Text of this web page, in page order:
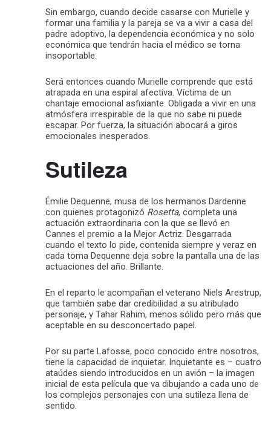
Sin embargo, cuando decide casarse con Murielle y
formar una familia y la pareja se va a vivir a casa del
padre adoptivo, la dependencia económica y no solo
económica que tendrán hacia el médico se torna
insoportable.
Será entonces cuando Murielle comprende que está
atrapada en una espiral afectiva. Víctima de un
chantaje emocional asfixiante. Obligada a vivir en una
atmósfera irrespirable de la que no sabe ni puede
escapar. Por fuerza, la situación abocará a giros
emocionales inesperados.
Sutileza
Émilie Dequenne, musa de los hermanos Dardenne
con quienes protagonizó Rosetta, completa una
actuación extraordinaria con la que se llevó en
Cannes el premio a la Mejor Actriz. Desgarrada
cuando el texto lo pide, contenida siempre y veraz en
cada toma Dequenne deja sobre la pantalla una de las
actuaciones del año. Brillante.
En el reparto le acompañan el veterano Niels Arestrup,
que también sabe dar credibilidad a su atribulado
personaje, y Tahar Rahim, menos sólido pero más que
aceptable en su desconcertado papel.
Por su parte Lafosse, poco conocido entre nosotros,
tiene la capacidad de inquietar. Inquietante es – cuatro
ataúdes siendo introducidos en un avión – la imagen
inicial de esta película que va dibujando a cada uno de
los complejos personajes con una sutileza llena de
sentido.